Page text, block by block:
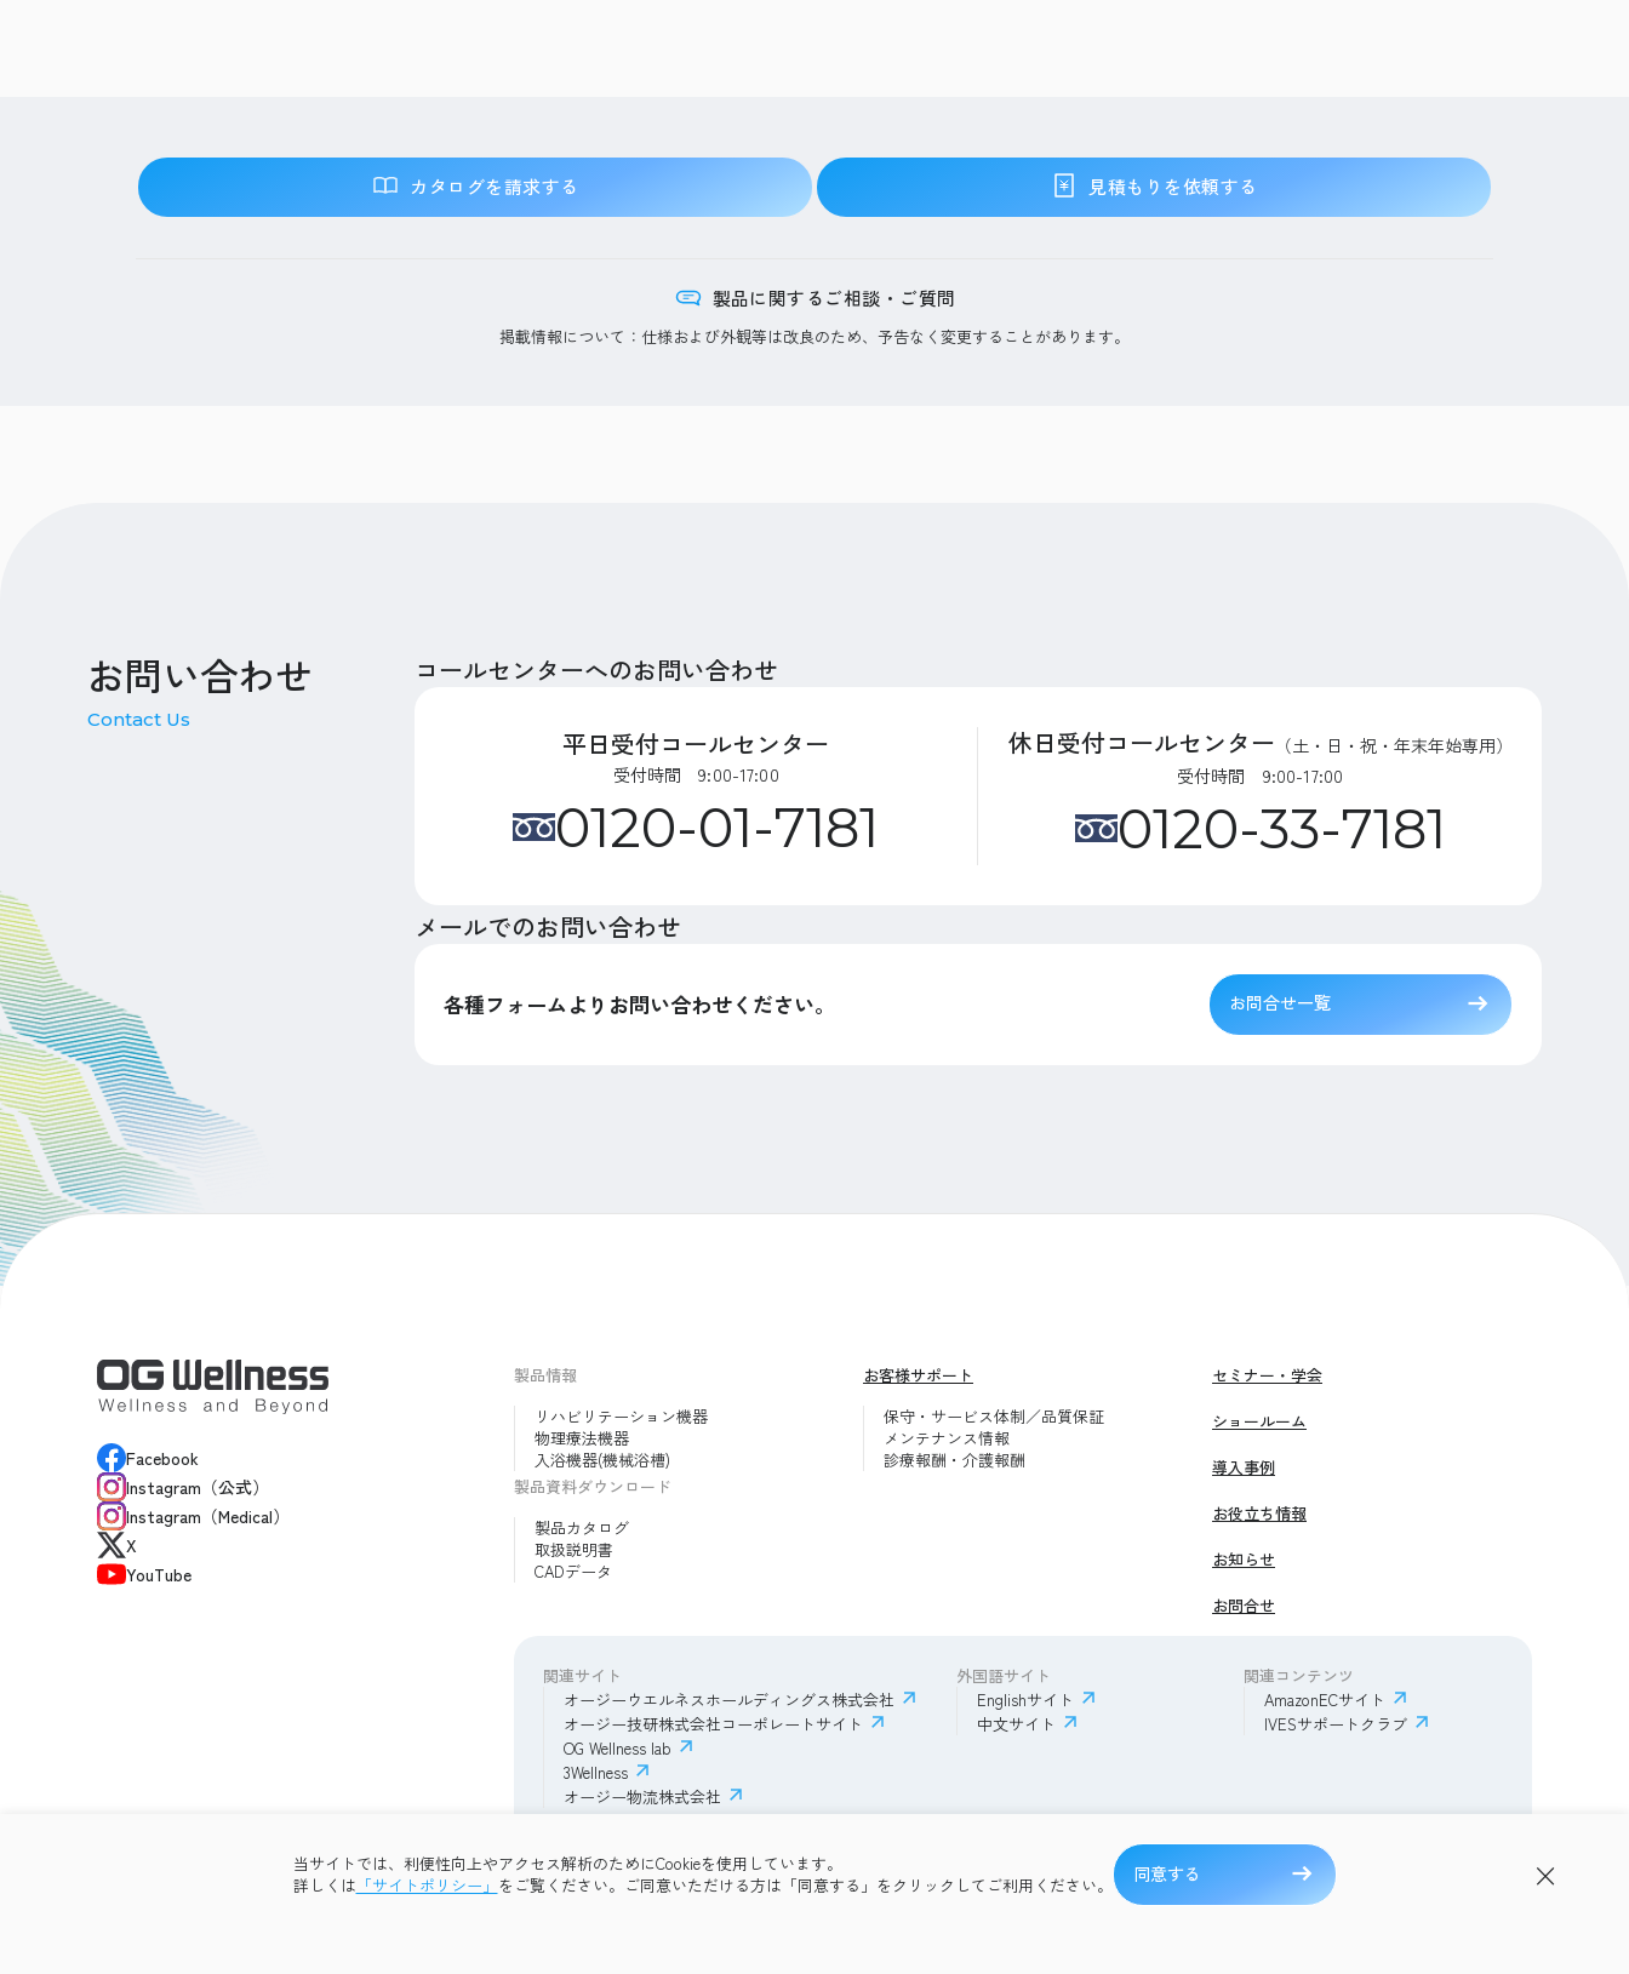
カタログを請求する 見積もりを依頼する
製品に関するご相談・ご質問
掲載情報について：仕様および外観等は改良のため、予告なく変更することがあります。
当サイトでは、利便性向上やアクセス解析のためにCookieを使用しています。
詳しくは 「サイトポリシー」 をご覧ください。ご同意いただける方は「同意する」をクリックしてご利用ください。 同意する
お問い合わせ
Contact Us
コールセンターへのお問い合わせ
平日受付コールセンター
受付時間 9:00-17:00
0120-01-7181
休日受付コールセンター （土・日・祝・年末年始専用）
受付時間 9:00-17:00
0120-33-7181
メールでのお問い合わせ
各種フォームよりお問い合わせください。 お問合せ一覧
Facebook
Instagram（公式）
Instagram（Medical）
X
YouTube
製品情報
リハビリテーション機器
物理療法機器
入浴機器(機械浴槽)
製品資料ダウンロード
製品カタログ
取扱説明書
CADデータ
お客様サポート
保守・サービス体制／品質保証
メンテナンス情報
診療報酬・介護報酬
セミナー・学会
ショールーム
導入事例
お役立ち情報
お知らせ
お問合せ
関連サイト
オージーウエルネスホールディングス株式会社
オージー技研株式会社コーポレートサイト
OG Wellness lab
3Wellness
オージー物流株式会社
外国語サイト
Englishサイト
中文サイト
関連コンテンツ
AmazonECサイト
IVESサポートクラブ
サイトポリシー プライバシーポリシー OG Wellness会員規約 コミュニティガイドライン サイトマップよくある質問
Copyright © 2026 OG Wellness Co., Ltd. All rights reserved.